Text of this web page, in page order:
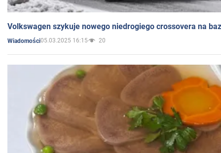
Volkswagen szykuje nowego niedrogiego crossovera na
Wiadomości05.03.2025 16:15 20